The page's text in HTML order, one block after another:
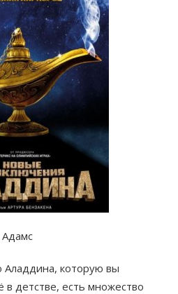
Адамс
Аладдина, которую вы
детстве, есть множество